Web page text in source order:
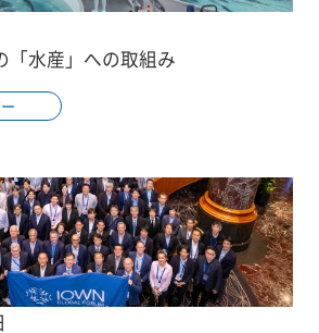
「水産」への取組み